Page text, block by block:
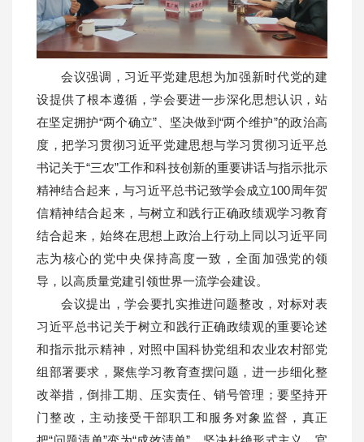
会议强调，习近平党建思想为加强新时代党的建
设提供了根本遵循，学会要进一步深化思想认识，站
在坚定拥护“两个确立”、坚决做到“两个维护”的政治高
度，把学习贯彻习近平党建思想与学习贯彻习近平总
书记关于“三农”工作和科技创新的重要讲话与指示批示
精神结合起来，与习近平总书记致学会成立100周年贺
信精神结合起来，与树立和践行正确政绩观学习教育
结合起来，始终在思想上政治上行动上同以习近平同
志为核心的党中央保持高度一致，全面加强党的领
导，以高质量党建引领世界一流学会建设。
会议提出，学会要扎实推进问题整改，对标对表
习近平总书记关于树立和践行正确政绩观的重要论述
和指示批示精神，对照中国科协党组和农业农村部党
组部署要求，聚焦学习教育查摆问题，进一步细化整
改举措，倒排工期、压实责任、销号管理；要坚持开
门整改，主动接受干部职工和服务对象监督，真正